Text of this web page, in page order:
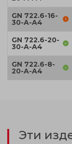
GN 722.6-16-
30-A-A4
GN 722.6-20-
30-A-A4
GN 722.6-8-
20-A-A4
Эти